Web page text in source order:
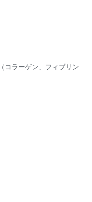
コラーゲン、フィブリン